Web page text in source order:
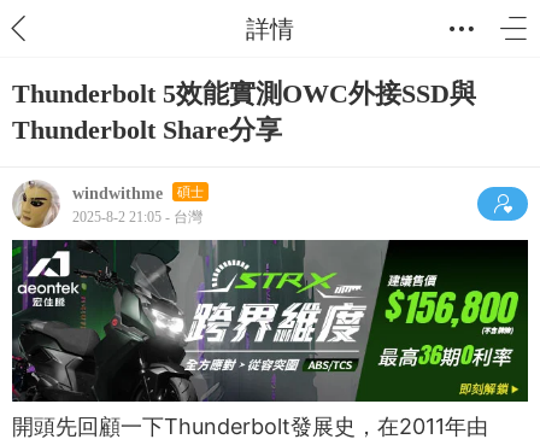
詳情
Thunderbolt 5效能實測OWC外接SSD與
Thunderbolt Share分享
windwithme 碩士
2025-8-2 21:05 - 台灣
開頭先回顧一下Thunderbolt發展史，在2011年由